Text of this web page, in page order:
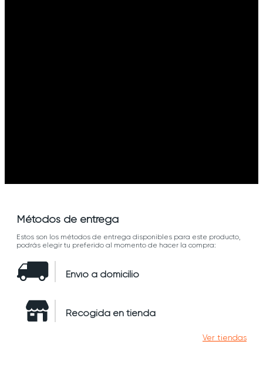
Métodos de entrega
Estos son los métodos de entrega disponibles para este producto,
podrás elegir tu preferido al momento de hacer la compra:
Envío a domicilio
Recogida en tienda
Ver tiendas